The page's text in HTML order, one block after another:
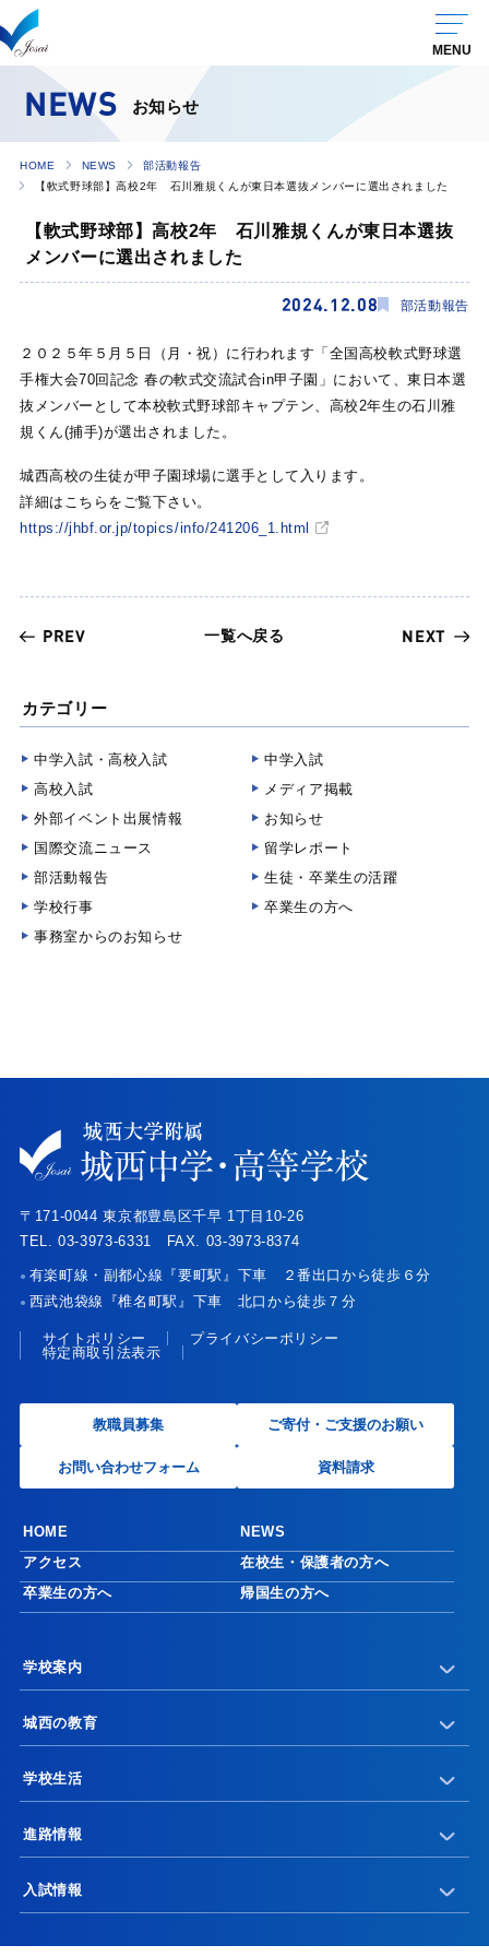
NEWS お知らせ
HOME NEWS
部活動報告
【軟式野球部】高校2年 石川雅規くんが東日本選抜メンバーに選出されました
【軟式野球部】高校2年 石川雅規くんが東日本選抜
メンバーに選出されました
2024.12.08 部活動報告
２０２５年５月５日（月・祝）に行われます「全国高校軟式野球選
手権大会70回記念 春の軟式交流試合in甲子園」において、東日本選
抜メンバーとして本校軟式野球部キャプテン、高校2年生の石川雅
規くん(捕手)が選出されました。
城西高校の生徒が甲子園球場に選手として入ります。
詳細はこちらをご覧下さい。
https://jhbf.or.jp/topics/info/241206_1.html
PREV 一覧へ戻る NEXT
カテゴリー
中学入試・高校入試
中学入試
高校入試
メディア掲載
外部イベント出展情報
お知らせ
国際交流ニュース
留学レポート
部活動報告
生徒・卒業生の活躍
学校行事
卒業生の方へ
事務室からのお知らせ
〒171-0044 東京都豊島区千早 1丁目10-26
TEL. 03-3973-6331 FAX. 03-3973-8374
● 有楽町線・副都心線『要町駅』下車 ２番出口から徒歩６分
● 西武池袋線『椎名町駅』下車 北口から徒歩７分
サイトポリシー
プライバシーポリシー
特定商取引法表示
教職員募集 ご寄付・ご支援のお願い
お問い合わせフォーム 資料請求
HOME
NEWS
アクセス
在校生・保護者の方へ
卒業生の方へ
帰国生の方へ
学校案内
城西の教育
学校生活
進路情報
入試情報